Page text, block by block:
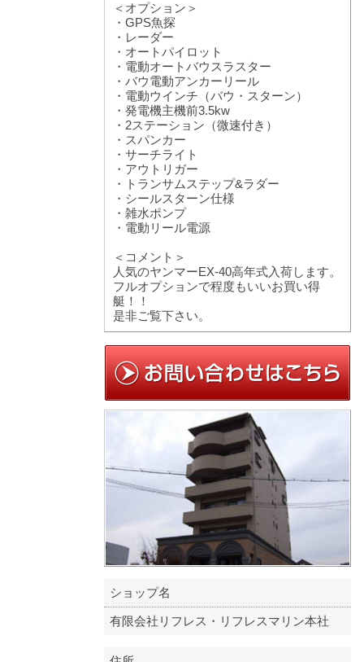
＜オプション＞
・GPS魚探
・レーダー
・オートパイロット
・電動オートバウスラスター
・バウ電動アンカーリール
・電動ウインチ（バウ・スターン）
・発電機主機前3.5kw
・2ステーション（微速付き）
・スパンカー
・サーチライト
・アウトリガー
・トランサムステップ&ラダー
・シールスターン仕様
・雑水ポンプ
・電動リール電源
＜コメント＞
人気のヤンマーEX-40高年式入荷します。
フルオプションで程度もいいお買い得
艇！！
是非ご覧下さい。
ショップ名
有限会社リフレス・リフレスマリン本社